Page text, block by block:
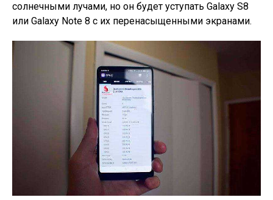
солнечными лучами, но он будет уступать Galaxy S8
или Galaxy Note 8 с их перенасыщенными экранами.